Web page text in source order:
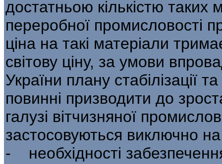
достатньою кількістю таких
переробної промисловості
ціна на такі матеріали
світову ціну, за умови
України плану стабілізації
повинні призводити до
галузі вітчизняної
застосовуються виключно на
- необхідності